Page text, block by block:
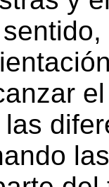
las